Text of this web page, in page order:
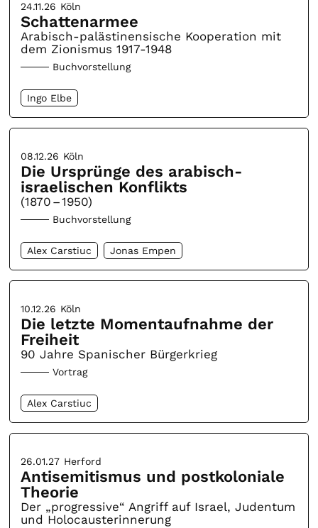
24.11.26 Köln
Schattenarmee
Arabisch-palästinensische Kooperation mit
dem Zionismus 1917-1948
Buchvorstellung
Ingo Elbe
08.12.26 Köln
Die Ursprünge des arabisch-
israelischen Konflikts
(1870 – 1950)
Buchvorstellung
Alex Carstiuc Jonas Empen
10.12.26 Köln
Die letzte Momentaufnahme der
Freiheit
90 Jahre Spanischer Bürgerkrieg
Vortrag
Alex Carstiuc
26.01.27 Herford
Antisemitismus und postkoloniale
Theorie
Der „progressive“ Angriff auf Israel, Judentum
und Holocausterinnerung